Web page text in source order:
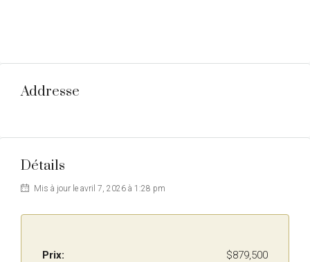
Addresse
Détails
Mis à jour le avril 7, 2026 à 1:28 pm
Prix: $879,500